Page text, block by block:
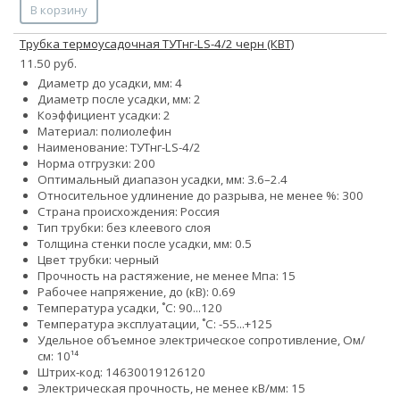
В корзину
Трубка термоусадочная ТУТнг-LS-4/2 черн (КВТ)
11.50 руб.
Диаметр до усадки, мм: 4
Диаметр после усадки, мм: 2
Коэффициент усадки: 2
Материал: полиолефин
Наименование: ТУТнг-LS-4/2
Норма отгрузки: 200
Оптимальный диапазон усадки, мм: 3.6–2.4
Относительное удлинение до разрыва, не менее %: 300
Страна происхождения: Россия
Тип трубки: без клеевого слоя
Толщина стенки после усадки, мм: 0.5
Цвет трубки: черный
Прочность на растяжение, не менее Мпа: 15
Рабочее напряжение, до (кВ): 0.69
Температура усадки, ˚С: 90...120
Температура эксплуатации, ˚С: -55...+125
Удельное объемное электрическое сопротивление, Ом/
см: 10¹⁴
Штрих-код: 14630019126120
Электрическая прочность, не менее кВ/мм: 15